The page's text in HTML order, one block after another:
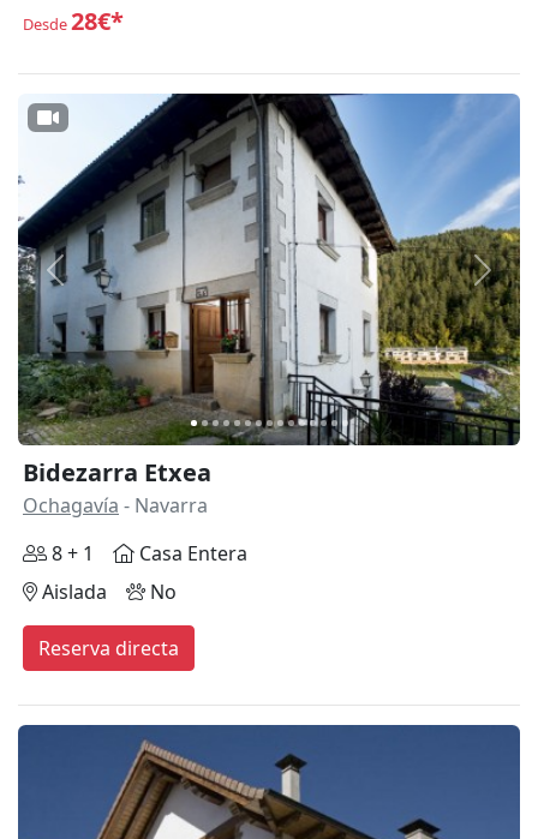
Desde28€*
Anterior
Bidezarra Etxea
Ochagavía - Navarra
8 + 1
Casa Entera
Aislada
No
Reserva directa